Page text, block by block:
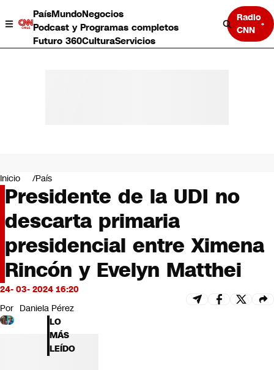
PaísMundoNegocios
Podcast y Programas completos
Futuro 360CulturaServicios
Radio
CNN
Negocios
Deportes
Programas completos
Cultura
Servicios
Bits
CNN Data
CNN tiempo
Futuro 360
Inicio País
Presidente de la UDI no
descarta primaria
presidencial entre Ximena
Rincón y Evelyn Matthei
24- 03- 2024 16:20
Por Daniela Pérez
LO
MÁS
LEÍDO